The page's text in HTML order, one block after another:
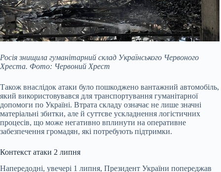
Росія знищила гуманітарний склад Українського Червоного
Хреста. Фото: Червоний Хрест
Також внаслідок атаки було пошкоджено вантажний автомобіль,
який використовувався для транспортування гуманітарної
допомоги по Україні. Втрата складу означає не лише значні
матеріальні збитки, але й суттєве ускладнення логістичних
процесів, що може негативно вплинути на оперативне
забезпечення громадян, які потребують підтримки.
Контекст атаки 2 липня
Напередодні, увечері 1 липня, Президент України попереджав